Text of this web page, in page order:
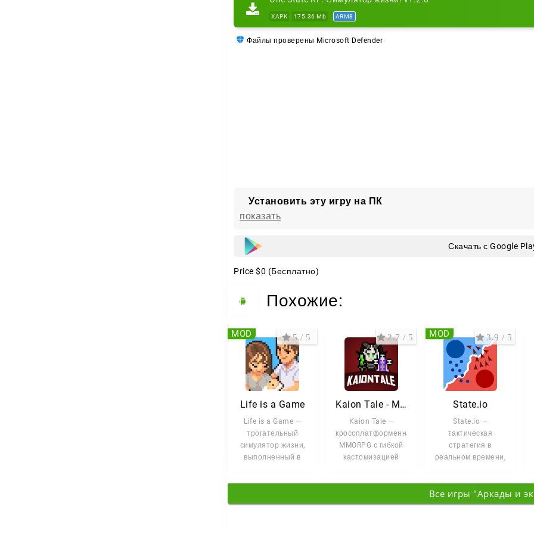
XAPK 175.36 Mb ARM8
Файлы проверены Microsoft Defender
Установить эту игру на ПК
показать
Скачать с Google
Price $0 (Бесплатно)
Похожие:
Life is a Game
Life is a Game —
трогательный
симулятор жизни,
выполненный в
5 / 5
MOD
Kaion Tale - MMORPG
Kaion Tale —
кроссплатформенная
MMORPG с гибкой
кастомизацией
2.7 / 5
State.io
State.io —
тактическая
стратегия в
реальном времени,
как можно
3.9 / 5
MOD
Все игры "Аркады и